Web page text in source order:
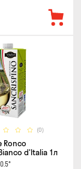
(0)
Ronco
d'Italia 1л